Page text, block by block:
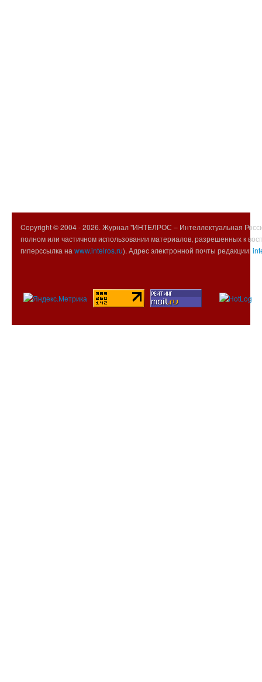
Copyright © 2004 -2026. Журнал "ИНТЕЛРОС – Интеллектуальная
полном или частичном использовании материалов, разрешенных к
гиперссылка на www.intelros.ru). Адрес электронной почты редакции: